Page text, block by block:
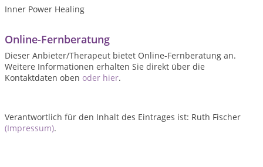
Inner Power Healing
Online-Fernberatung
Dieser Anbieter/Therapeut bietet Online-Fernberatung an.
Weitere Informationen erhalten Sie direkt über die
Kontaktdaten oben oder hier.
Verantwortlich für den Inhalt des Eintrages ist: Ruth Fischer
(Impressum).